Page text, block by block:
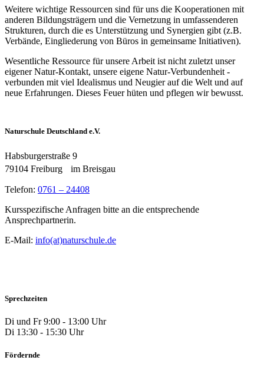
Weitere wichtige Ressourcen sind für uns die Kooperationen mit
anderen Bildungsträgern und die Vernetzung in umfassenderen
Strukturen, durch die es Unterstützung und Synergien gibt (z.B.
Verbände, Eingliederung von Büros in gemeinsame Initiativen).
Wesentliche Ressource für unsere Arbeit ist nicht zuletzt unser
eigener Natur-Kontakt, unsere eigene Natur-Verbundenheit -
verbunden mit viel Idealismus und Neugier auf die Welt und auf
neue Erfahrungen. Dieses Feuer hüten und pflegen wir bewusst.
Naturschule Deutschland e.V.
Habsburgerstraße 9
79104 Freiburg im Breisgau
Telefon: 0761 – 24408
Kursspezifische Anfragen bitte an die entsprechende
Ansprechpartnerin.
E-Mail: info(at)naturschule.de
Sprechzeiten
Di und Fr 9:00 - 13:00 Uhr
Di 13:30 - 15:30 Uhr
Fördernde